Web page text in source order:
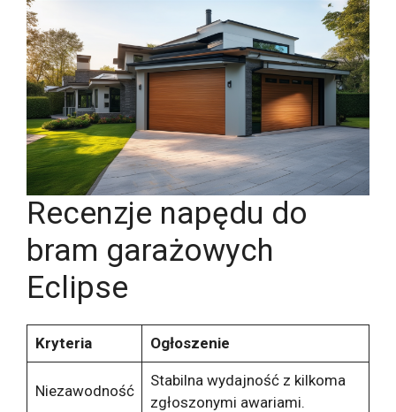
Recenzje napędu do
bram garażowych
Eclipse
Kryteria Ogłoszenie
Niezawodność
Stabilna wydajność z kilkoma
zgłoszonymi awariami.